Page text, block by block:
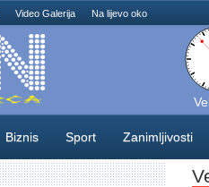
Video Galerija Na lijevo oko
Biznis Sport Zanimljivosti